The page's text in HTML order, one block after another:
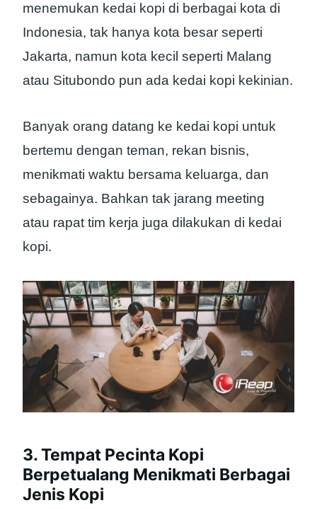
menemukan kedai kopi di berbagai kota di
Indonesia, tak hanya kota besar seperti
Jakarta, namun kota kecil seperti Malang
atau Situbondo pun ada kedai kopi kekinian.
Banyak orang datang ke kedai kopi untuk
bertemu dengan teman, rekan bisnis,
menikmati waktu bersama keluarga, dan
sebagainya. Bahkan tak jarang meeting
atau rapat tim kerja juga dilakukan di kedai
kopi.
3. Tempat Pecinta Kopi
Berpetualang Menikmati Berbagai
Jenis Kopi